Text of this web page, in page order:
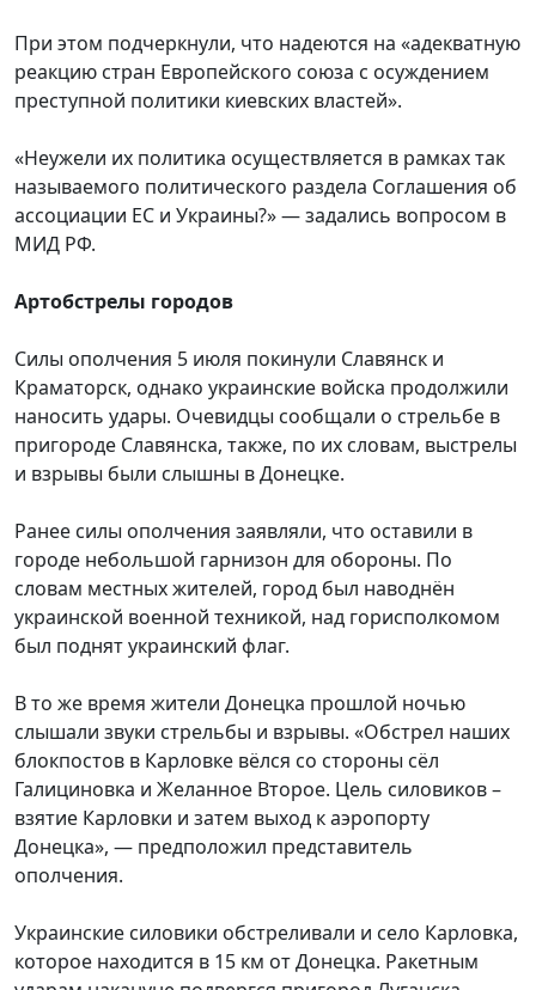
При этом подчеркнули, что надеются на «адекватную
реакцию стран Европейского союза с осуждением
преступной политики киевских властей».
«Неужели их политика осуществляется в рамках так
называемого политического раздела Соглашения об
ассоциации ЕС и Украины?» — задались вопросом в
МИД РФ.
Артобстрелы городов
Силы ополчения 5 июля покинули Славянск и
Краматорск, однако украинские войска продолжили
наносить удары. Очевидцы сообщали о стрельбе в
пригороде Славянска, также, по их словам, выстрелы
и взрывы были слышны в Донецке.
Ранее силы ополчения заявляли, что оставили в
городе небольшой гарнизон для обороны. По
словам местных жителей, город был наводнён
украинской военной техникой, над горисполкомом
был поднят украинский флаг.
В то же время жители Донецка прошлой ночью
слышали звуки стрельбы и взрывы. «Обстрел наших
блокпостов в Карловке вёлся со стороны сёл
Галициновка и Желанное Второе. Цель силовиков –
взятие Карловки и затем выход к аэропорту
Донецка», — предположил представитель
ополчения.
Украинские силовики обстреливали и село Карловка,
которое находится в 15 км от Донецка. Ракетным